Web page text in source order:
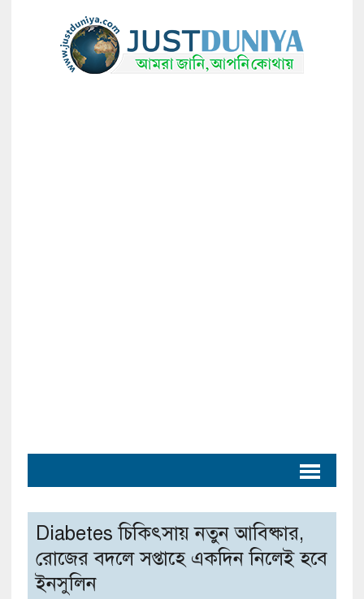
Diabetes চিকিৎসায় নতুন আবিষ্কার,
রোজের বদলে সপ্তাহে একদিন নিলেই হবে
ইনসুলিন